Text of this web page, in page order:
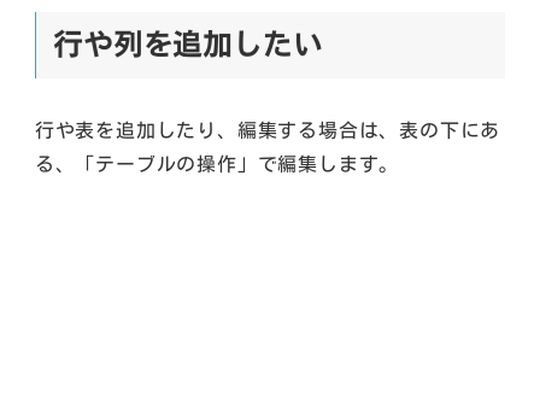
行や列を追加したい
行や表を追加したり、編集する場合は、表の下にあ
る、「テーブルの操作」で編集します。